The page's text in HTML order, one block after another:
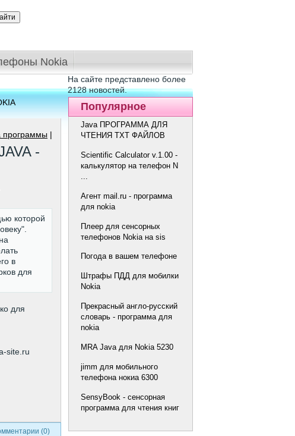
Nokia
На сайте представлено более
2128 новостей.
программы |
-
которой
в
для
для
site.ru
(0)
Популярное
Java ПРОГРАММА ДЛЯ
ЧТЕНИЯ TXT ФАЙЛОВ
Scientific Calculator v.1.00 -
калькулятор на телефон N
Агент mail.ru - программа
для nokia
Плеер для сенсорных
телефонов Nokia на sis
Погода в вашем телефоне
Штрафы ПДД для мобилки
Nokia
Прекрасный англо-русский
словарь - программа для
nokia
MRA Java для Nokia 5230
jimm для мобильного
телефона нокиа 6300
SensyBook - сенсорная
программа для чтения книг